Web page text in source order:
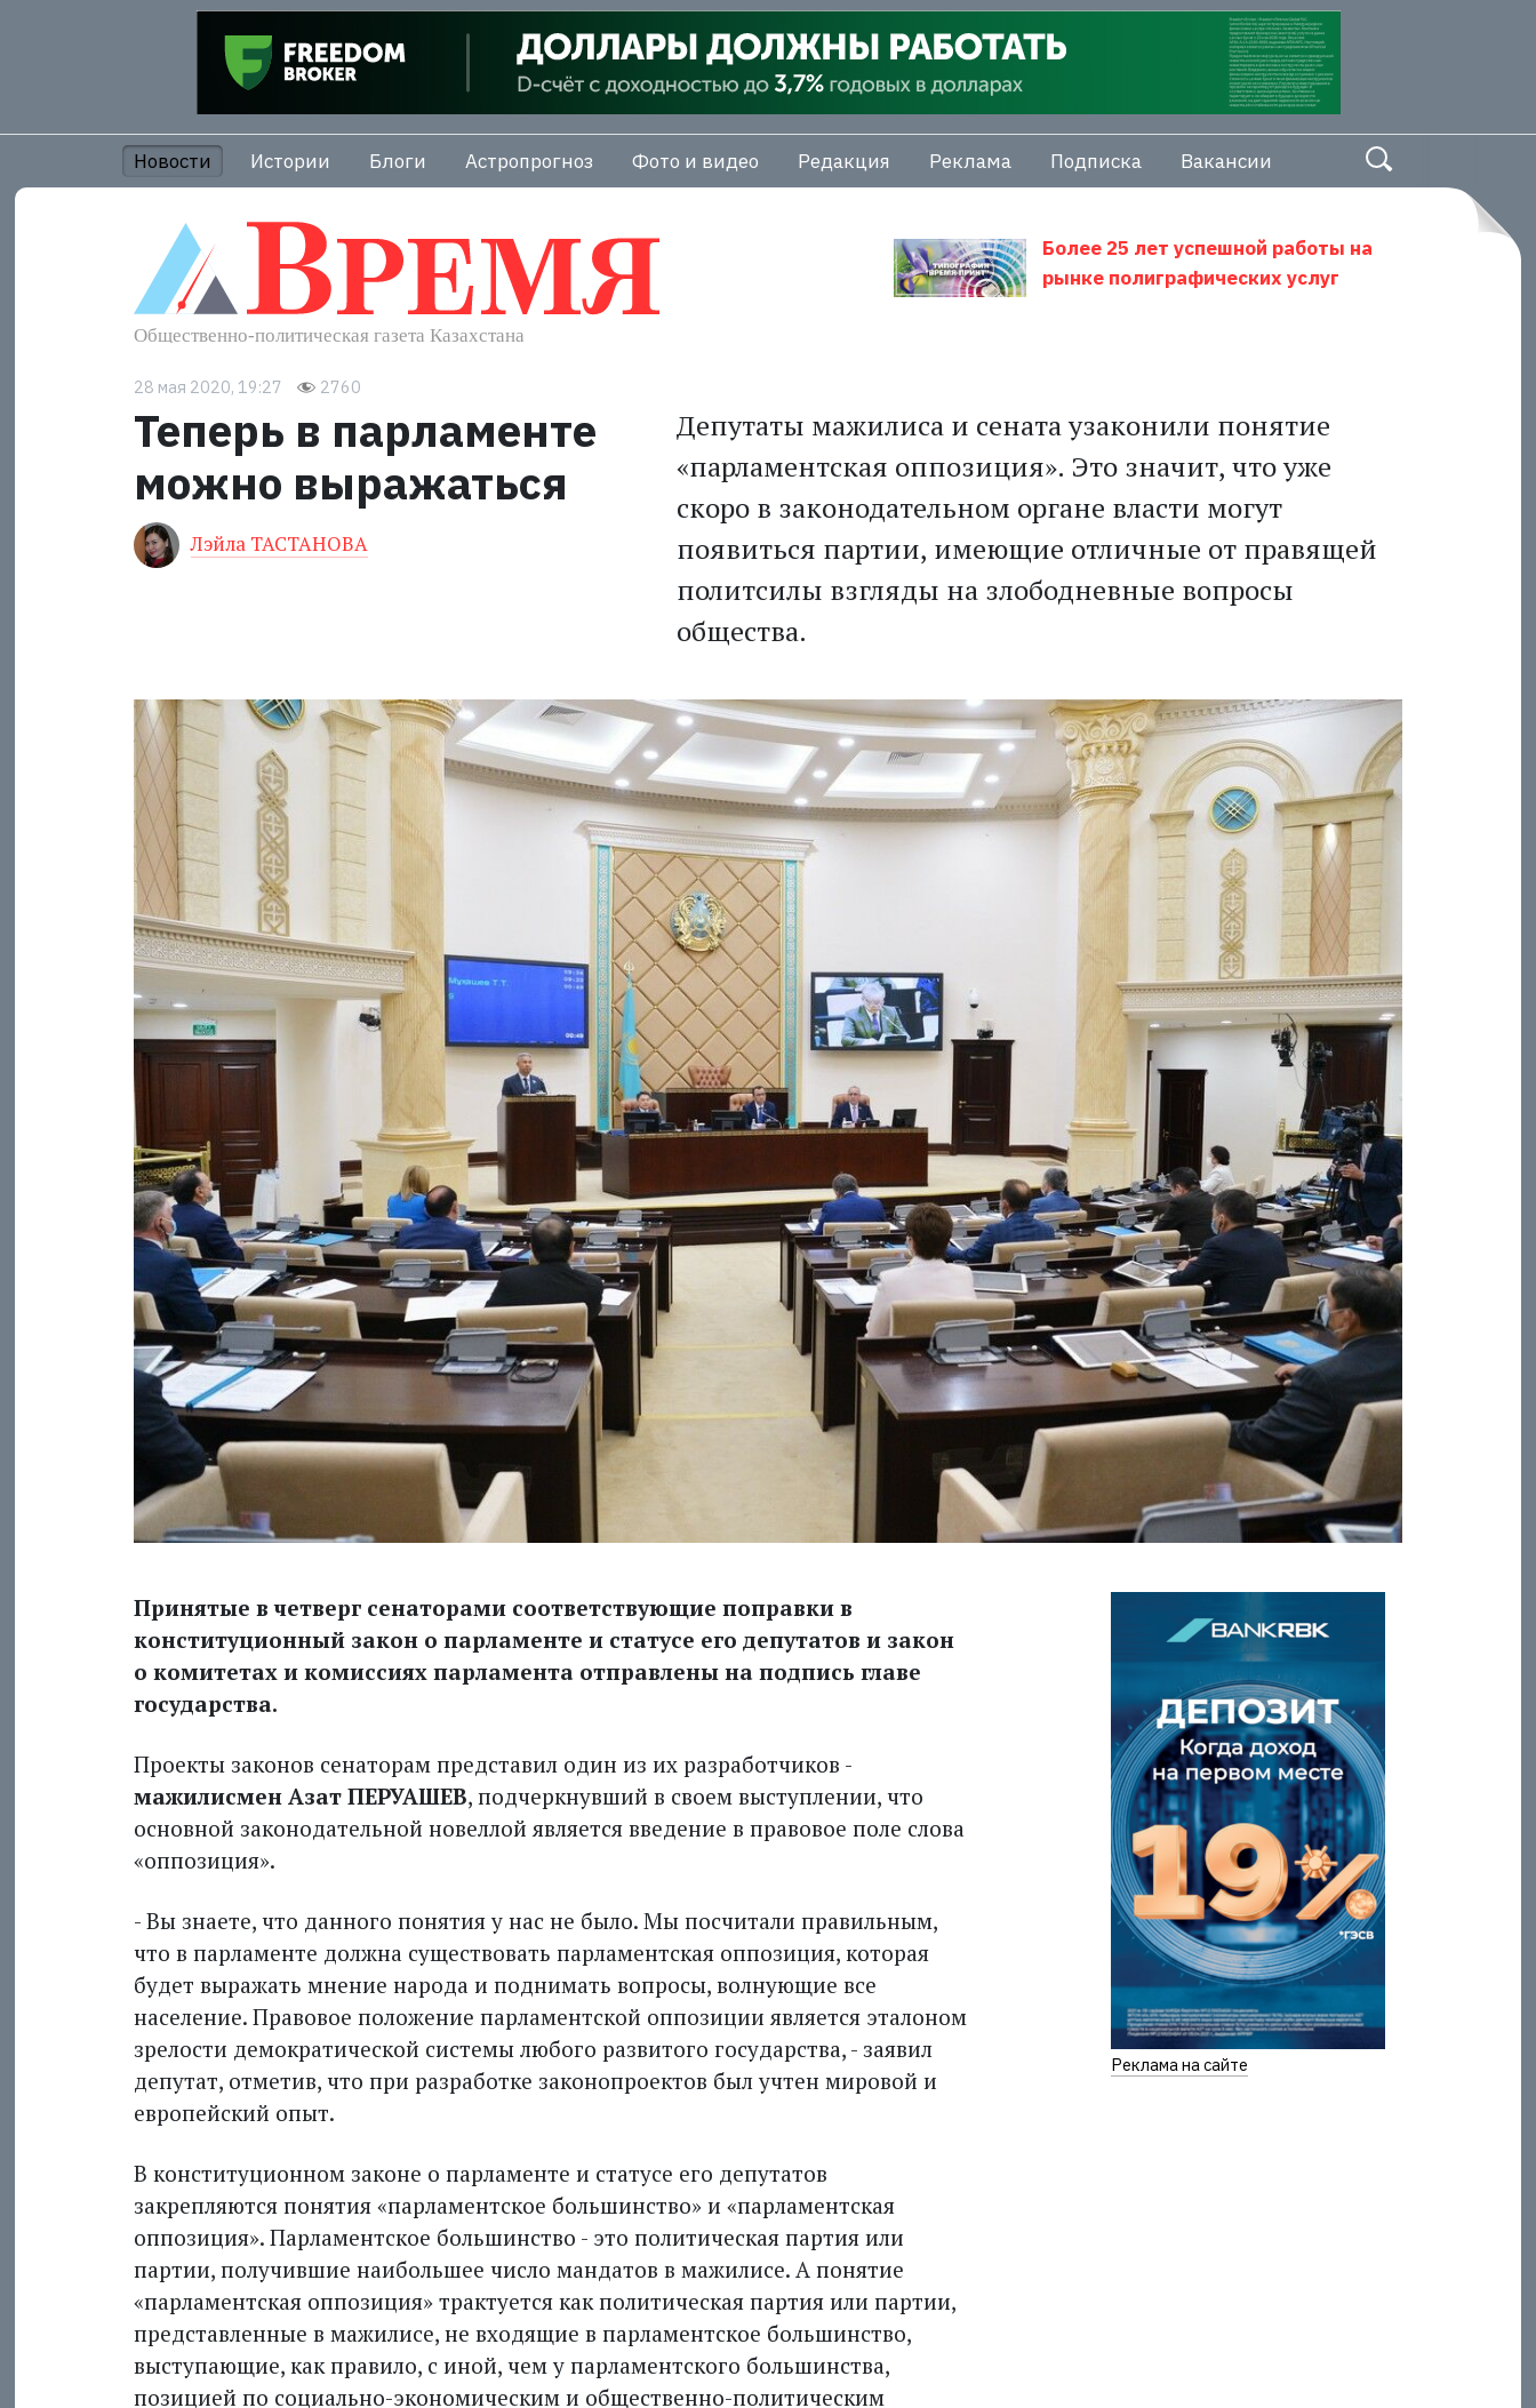
Новости Истории Блоги Астропрогноз Фото и видео Редакция Реклама Подписка Вакансии
Более 25 лет успешной работы на
рынке полиграфических услуг
28 мая 2020, 19:27 2760
Теперь в парламенте
можно выражаться
Лэйла ТАСТАНОВА
Депутаты мажилиса и сената узаконили понятие
«парламентская оппозиция». Это значит, что уже
скоро в законодательном органе власти могут
появиться партии, имеющие отличные от правящей
политсилы взгляды на злободневные вопросы
общества.
Принятые в четверг сенаторами соответствующие поправки в
конституционный закон о парламенте и статусе его депутатов и закон
о комитетах и комиссиях парламента отправлены на подпись главе
государства.
Проекты законов сенаторам представил один из их разработчиков -
мажилисмен Азат ПЕРУАШЕВ, подчеркнувший в своем выступлении, что
основной законодательной новеллой является введение в правовое поле слова
«оппозиция».
- Вы знаете, что данного понятия у нас не было. Мы посчитали правильным,
что в парламенте должна существовать парламентская оппозиция, которая
будет выражать мнение народа и поднимать вопросы, волнующие все
население. Правовое положение парламентской оппозиции является эталоном
зрелости демократической системы любого развитого государства, - заявил
депутат, отметив, что при разработке законопроектов был учтен мировой и
европейский опыт.
В конституционном законе о парламенте и статусе его депутатов
закрепляются понятия «парламентское большинство» и «парламентская
оппозиция». Парламентское большинство - это политическая партия или
партии, получившие наибольшее число мандатов в мажилисе. А понятие
«парламентская оппозиция» трактуется как политическая партия или партии,
представленные в мажилисе, не входящие в парламентское большинство,
выступающие, как правило, с иной, чем у парламентского большинства,
позицией по социально-экономическим и общественно-политическим
Реклама на сайте